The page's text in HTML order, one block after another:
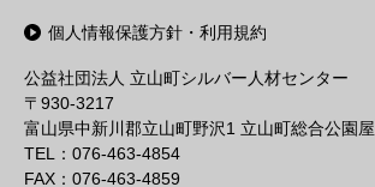
個人情報保護方針・利用規約
公益社団法人 立山町シルバー人材センター
〒930-3217
富山県中新川郡立山町野沢1 立山町総合公園
TEL：076-463-4854
FAX：076-463-4859